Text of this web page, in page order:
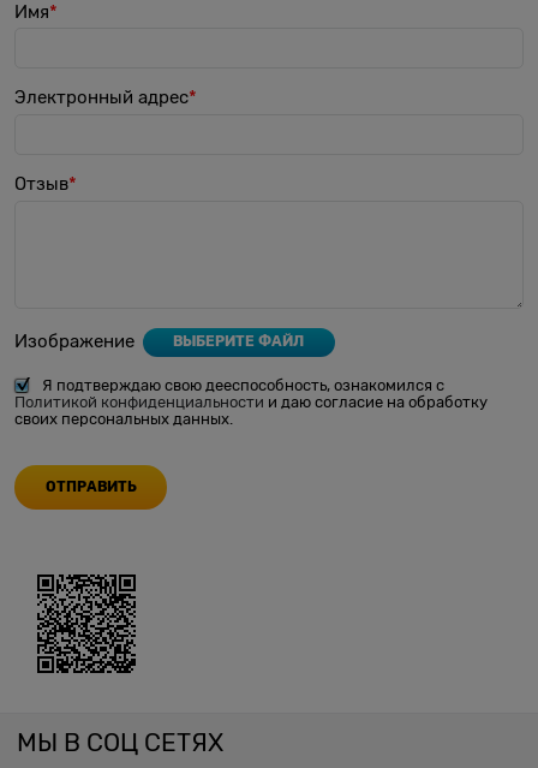
Имя
Электронный адрес
Отзыв
Изображение ВЫБЕРИТЕ ФАЙЛ
Я подтверждаю свою дееспособность, ознакомился с
Политикой конфиденциальности и даю согласие на обработку
своих персональных данных.
МЫ В СОЦ СЕТЯХ